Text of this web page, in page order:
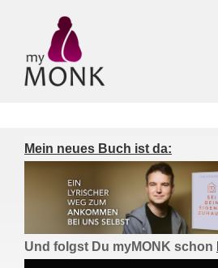
Mein neues Buch ist da:
Und folgst Du myMONK schon